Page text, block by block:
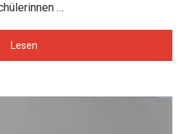
…
Lesen